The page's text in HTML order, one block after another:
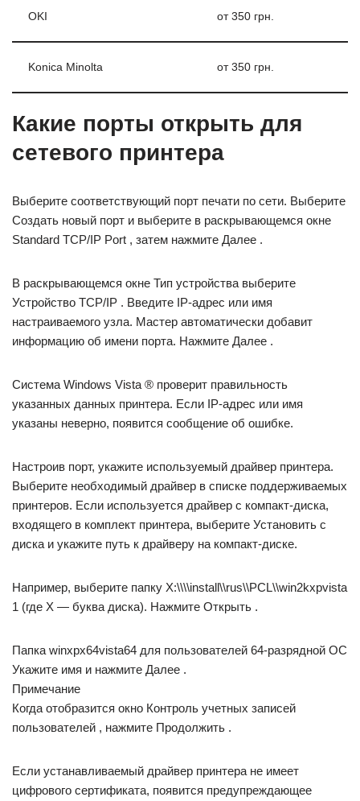
OKI от 350 грн.
Konica Minolta от 350 грн.
Какие порты открыть для
сетевого принтера
Выберите соответствующий порт печати по сети. Выберите
Создать новый порт и выберите в раскрывающемся окне
Standard TCP/IP Port , затем нажмите Далее .
В раскрывающемся окне Тип устройства выберите
Устройство TCP/IP . Введите IP-адрес или имя
настраиваемого узла. Мастер автоматически добавит
информацию об имени порта. Нажмите Далее .
Система Windows Vista ® проверит правильность
указанных данных принтера. Если IP-адрес или имя
указаны неверно, появится сообщение об ошибке.
Настроив порт, укажите используемый драйвер принтера.
Выберите необходимый драйвер в списке поддерживаемых
принтеров. Если используется драйвер с компакт-диска,
входящего в комплект принтера, выберите Установить с
диска и укажите путь к драйверу на компакт-диске.
Например, выберите папку X:\\\\install\\rus\\PCL\\win2kxpvista
1 (где X — буква диска). Нажмите Открыть .
Папка winxpx64vista64 для пользователей 64-разрядной ОС
Укажите имя и нажмите Далее .
Примечание
Когда отобразится окно Контроль учетных записей
пользователей , нажмите Продолжить .
Если устанавливаемый драйвер принтера не имеет
цифрового сертификата, появится предупреждающее